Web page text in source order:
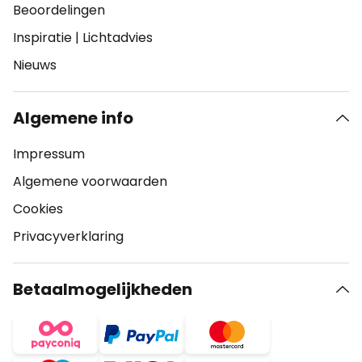
Beoordelingen
Inspiratie | Lichtadvies
Nieuws
Algemene info
Impressum
Algemene voorwaarden
Cookies
Privacyverklaring
Betaalmogelijkheden